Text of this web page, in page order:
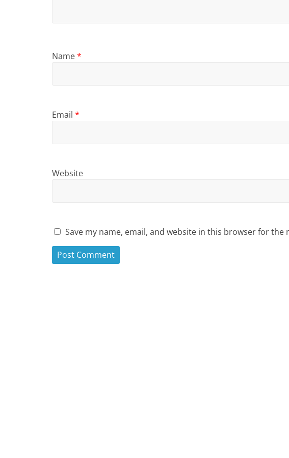
Name*
Email *
Website
Save my name, email, and website in this browser for the